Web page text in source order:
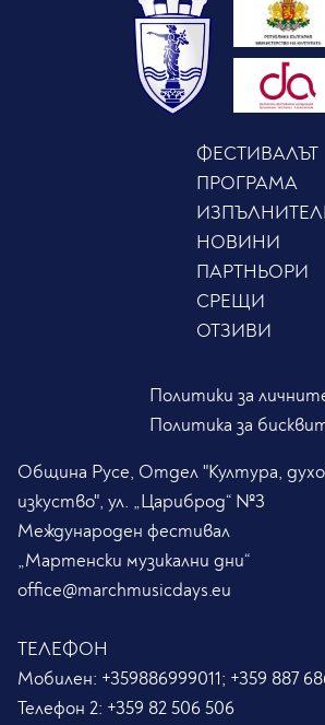
ФЕСТИВАЛЪТ
ПРОГРАМА
НОВИНИ
ПАРТНЬОРИ
СРЕЩИ
ОТЗИВИ
Политики за
Политика за
Община Русе, Отдел "Култура,
изкуство", ул. „Цариброд“ №3
Международен фестивал
„Мартенски музикални дни“
office@marchmusicdays.eu
ТЕЛЕФОН
Мобилен: +359886999011; +359 887
Телефон 2: +359 82 506 506